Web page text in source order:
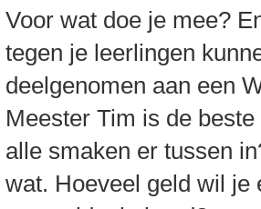
Voor wat doe je mee?
tegen je leerlingen
deelgenomen aan een
Meester Tim is de
alle smaken er tussen
wat. Hoeveel geld wil je